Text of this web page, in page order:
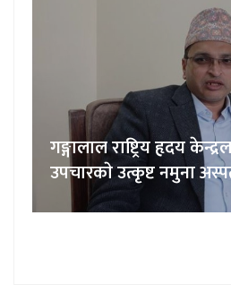
गङ्गालाल राष्ट्रिय हृदय
उपचारकाे उत्कृष्ट नमुना